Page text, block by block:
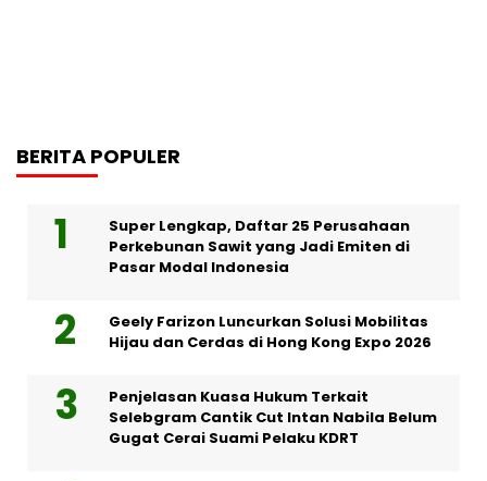
BERITA POPULER
Super Lengkap, Daftar 25 Perusahaan
Perkebunan Sawit yang Jadi Emiten di
Pasar Modal Indonesia
Geely Farizon Luncurkan Solusi Mobilitas
Hijau dan Cerdas di Hong Kong Expo 2026
Penjelasan Kuasa Hukum Terkait
Selebgram Cantik Cut Intan Nabila Belum
Gugat Cerai Suami Pelaku KDRT